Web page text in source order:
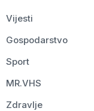
Vijesti
Gospodarstvo
Sport
MR.VHS
Zdravlje